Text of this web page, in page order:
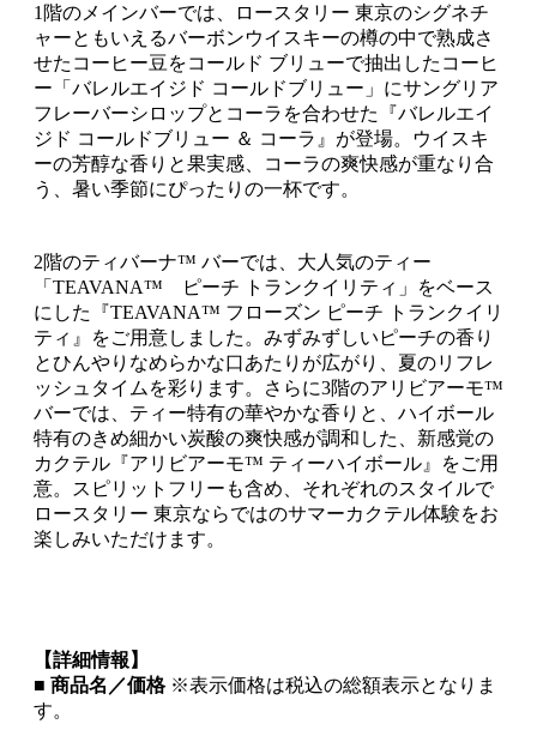
1階のメインバーでは、ロースタリー 東京のシグネチ
ャーともいえるバーボンウイスキーの樽の中で熟成さ
せたコーヒー豆をコールド ブリューで抽出したコーヒ
ー「バレルエイジド コールドブリュー」にサングリア
フレーバーシロップとコーラを合わせた『バレルエイ
ジド コールドブリュー ＆ コーラ』が登場。ウイスキ
ーの芳醇な香りと果実感、コーラの爽快感が重なり合
う、暑い季節にぴったりの一杯です。
2階のティバーナ™ バーでは、大人気のティー
「TEAVANA™ ピーチ トランクイリティ」をベース
にした『TEAVANA™ フローズン ピーチ トランクイリ
ティ』をご用意しました。みずみずしいピーチの香り
とひんやりなめらかな口あたりが広がり、夏のリフレ
ッシュタイムを彩ります。さらに3階のアリビアーモ™
バーでは、ティー特有の華やかな香りと、ハイボール
特有のきめ細かい炭酸の爽快感が調和した、新感覚の
カクテル『アリビアーモ™ ティーハイボール』をご用
意。スピリットフリーも含め、それぞれのスタイルで
ロースタリー 東京ならではのサマーカクテル体験をお
楽しみいただけます。
【詳細情報】
■ 商品名／価格※表示価格は税込の総額表示となりま
す。